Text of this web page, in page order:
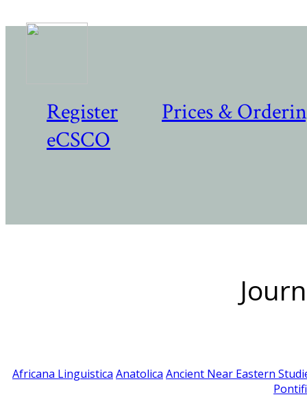
Register
Prices &
eCSCO
Africana Linguistica Anatolica Ancient Near Eastern